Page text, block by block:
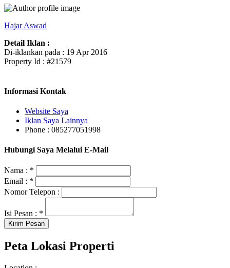
Hajar Aswad
Detail Iklan :
Di-iklankan pada : 19 Apr 2016
Property Id : #21579
Informasi Kontak
Website Saya
Iklan Saya Lainnya
Phone : 085277051998
Hubungi Saya Melalui E-Mail
Nama : *
Email : *
Nomor Telepon :
Isi Pesan : *
Peta Lokasi Properti